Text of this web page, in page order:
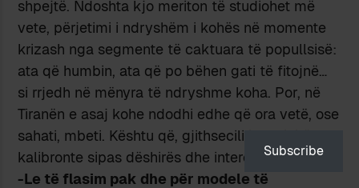
shpejtë. Ndoshta kjo meriton të studiohet më
vete, përjetimi i ndryshëm i kohës në momente
krizash nga segmente të caktuara të popullsisë:
ata që humbin, ata që po bëhen gati të fitojnë…
si rrjedh në mënyra të ndryshme koha. Por, në
Tiranën e asaj kohe ndodhi edhe që ora vetë, ose
sahati, mbeti. Kështu që, gjithsecili ishte i lirë ta
kalibronte sipas dëshirës dhe interesit.
-Le të flasim pak dhe për modele të
Subscribe